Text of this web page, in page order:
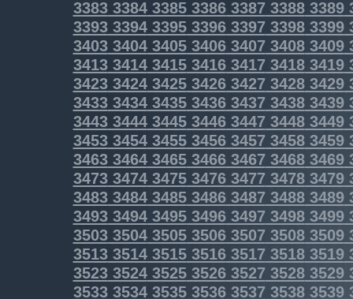
3383338433853386338733883389
3393339433953396339733983399
3403340434053406340734083409
3413341434153416341734183419
3423342434253426342734283429
3433343434353436343734383439
34433444344534463447 34483449
34533454345534563457 34583459
3463346434653466346734683469
34733474347534763477 34783479
34833484348534863487 34883489
34933494349534963497 34983499
35033504350535063507 35083509
35133514351535163517 35183519
35233524352535263527 35283529
35333534353535363537 35383539